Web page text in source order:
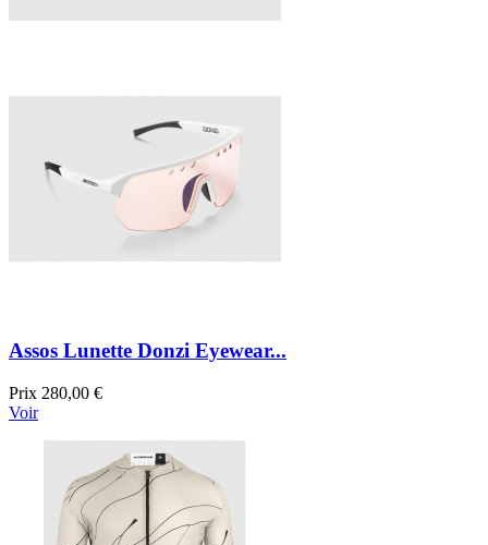
Assos Lunette Donzi Eyewear...
Prix 280,00 €
Voir